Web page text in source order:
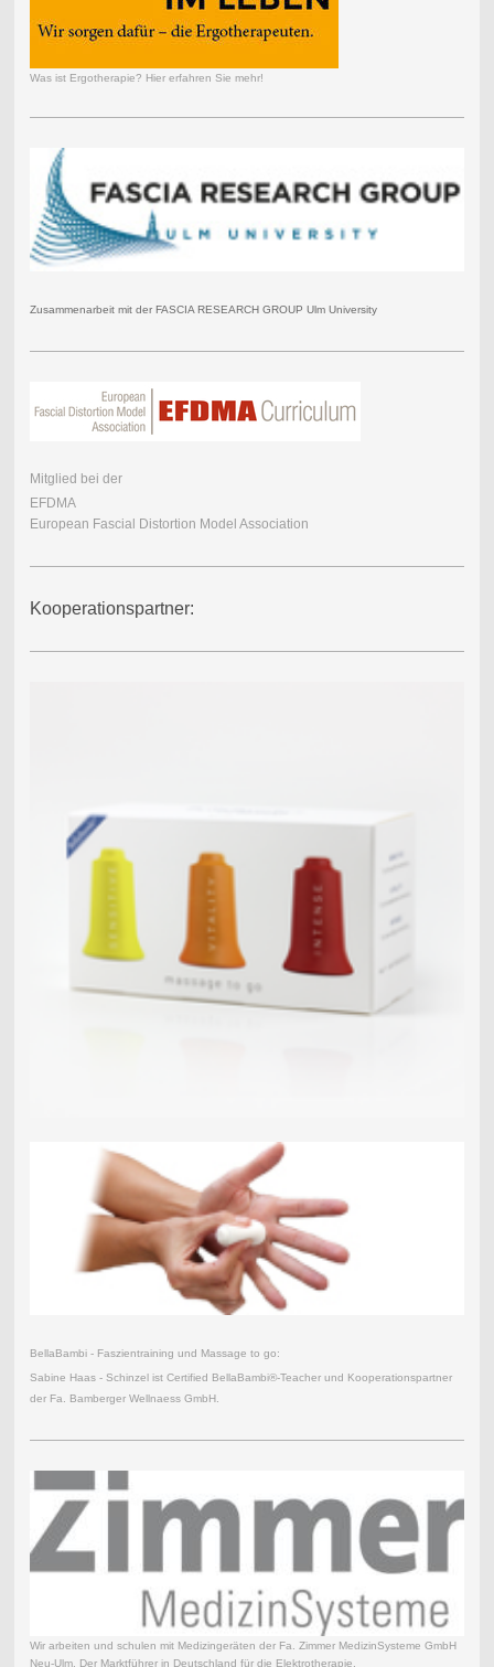
Was ist Ergotherapie? Hier erfahren Sie mehr!
Zusammenarbeit mit der FASCIA RESEARCH GROUP Ulm University
Mitglied bei der
EFDMA
European Fascial Distortion Model Association
Kooperationspartner:
BellaBambi - Faszientraining und Massage to go:
Sabine Haas - Schinzel ist Certified BellaBambi®-Teacher und Kooperationspartner
der Fa. Bamberger Wellnaess GmbH.
Wir arbeiten und schulen mit Medizingeräten der Fa. Zimmer MedizinSysteme GmbH
Neu-Ulm. Der Marktführer in Deutschland für die Elektrotherapie.